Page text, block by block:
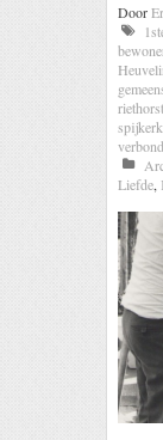
Door
Liefde,